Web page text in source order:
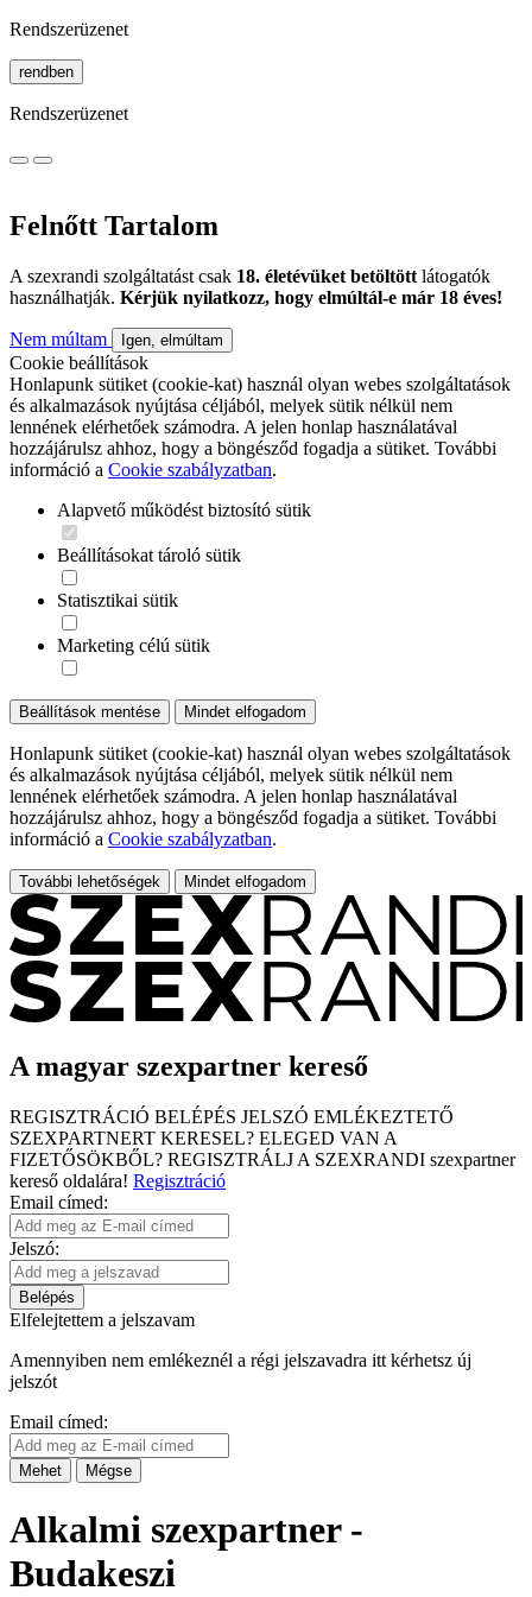
Rendszerüzenet
rendben
Rendszerüzenet
Felnőtt Tartalom
A szexrandi szolgáltatást csak 18. életévüket betöltött látogatók
használhatják. Kérjük nyilatkozz, hogy elmúltál-e már 18 éves!
Nem múltam Igen, elmúltam
Cookie beállítások
Honlapunk sütiket (cookie-kat) használ olyan webes szolgáltatások
és alkalmazások nyújtása céljából, melyek sütik nélkül nem
lennének elérhetőek számodra. A jelen honlap használatával
hozzájárulsz ahhoz, hogy a böngésződ fogadja a sütiket. További
információ a Cookie szabályzatban.
Alapvető működést biztosító sütik
Beállításokat tároló sütik
Statisztikai sütik
Marketing célú sütik
Beállítások mentése Mindet elfogadom
Honlapunk sütiket (cookie-kat) használ olyan webes szolgáltatások
és alkalmazások nyújtása céljából, melyek sütik nélkül nem
lennének elérhetőek számodra. A jelen honlap használatával
hozzájárulsz ahhoz, hogy a böngésződ fogadja a sütiket. További
információ a Cookie szabályzatban.
További lehetőségek Mindet elfogadom
A magyar szexpartner kereső
REGISZTRÁCIÓ BELÉPÉS JELSZÓ EMLÉKEZTETŐ
SZEXPARTNERT KERESEL? ELEGED VAN A
FIZETŐSÖKBŐL? REGISZTRÁLJ A SZEXRANDI szexpartner
kereső oldalára! Regisztráció
Email címed:
Jelszó:
Belépés
Elfelejtettem a jelszavam
Amennyiben nem emlékeznél a régi jelszavadra itt kérhetsz új
jelszót
Email címed:
Mehet Mégse
Alkalmi szexpartner -
Budakeszi